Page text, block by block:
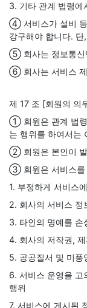
3. 기타 관계 법령에
④ 서비스가 설비 등
강구해야 합니다.
⑤ 회사는 정보통신
⑥ 회사는 서비스 제
제 17 조 [회원의 의
① 회원은 관계 법령,
는 행위를 하여서는
② 회원은 본인이 발
③ 회원은 서비스를
1. 부정하게 서비스
2. 회사의 서비스 정
3. 타인의 명예를 손
4. 회사의 저작권,
5. 공공질서 및 미풍
6. 서비스 운영을 고
행위
7. 서비스에 게시된